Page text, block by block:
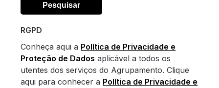
RGPD
Conheça aqui a Política de Privacidade e
Proteção de Dados aplicável a todos os
utentes dos serviços do Agrupamento. Clique
aqui para conhecer a Política de Privacidade e